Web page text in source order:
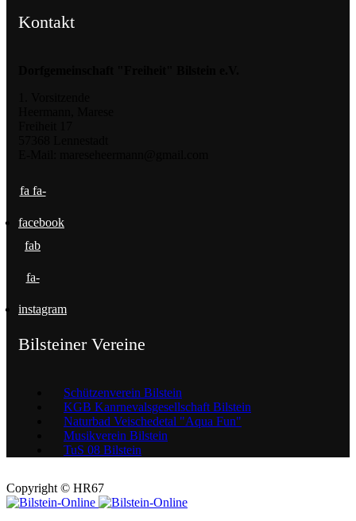
Kontakt
fa fa-
facebook
fab
fa-
instagram
Bilsteiner Vereine
Schützenverein Bilstein
KGB Kanrnevalsgesellschaft Bilstein
Naturbad Veischedetal "Aqua Fun"
Musikverein Bilstein
TuS 08 Bilstein
Copyright © HR67